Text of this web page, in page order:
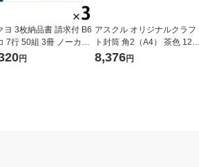
ヨ 3枚納品書 請求付 B6
7行 50組 3冊 ノーカー
複写 ウ-333
円
アスクル オリジナルクラフ
ト封筒 角2（A4） 茶色 1200
枚（200枚×6箱） オリジナ
8,376円